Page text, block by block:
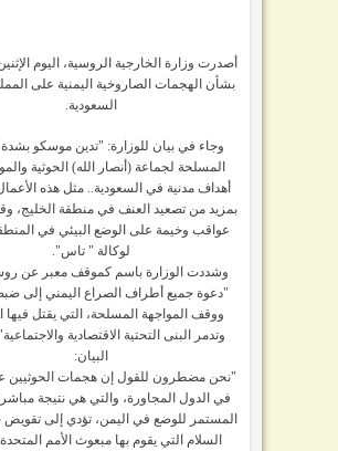
أصدرت وزارة الخارجية الروسية، اليوم
بشأن الهجمات الصاروخية اليمنية على
السعودية.
وجاء في بيان للوزارة: "تدين موسكو بشدة
المسلحة لجماعة (أنصار الله) الحوثية
أهداف مدنية في السعودية.. مثل هذه
بمزيد من تصعيد العنف في منطقة الخليج،
عواقب وخيمة على الوضع البيئي في
لوكالة " تاس".
وشددت الوزارة باسم كموقف معبر عن
"دعوة جميع أطراف الصراع اليمني إلى
ووقف المواجهة المسلحة، التي يقتل فيها
وتدمر البنى التحتية الاقتصادية
البيان:
"نحن مضطرون للقول إن هجمات الحوثيين
في الدول المجاورة، والتي هي نتيجة
المستمر للوضع في اليمن، تؤدي إلى
السلام التي يقوم بها مبعوث الأمم